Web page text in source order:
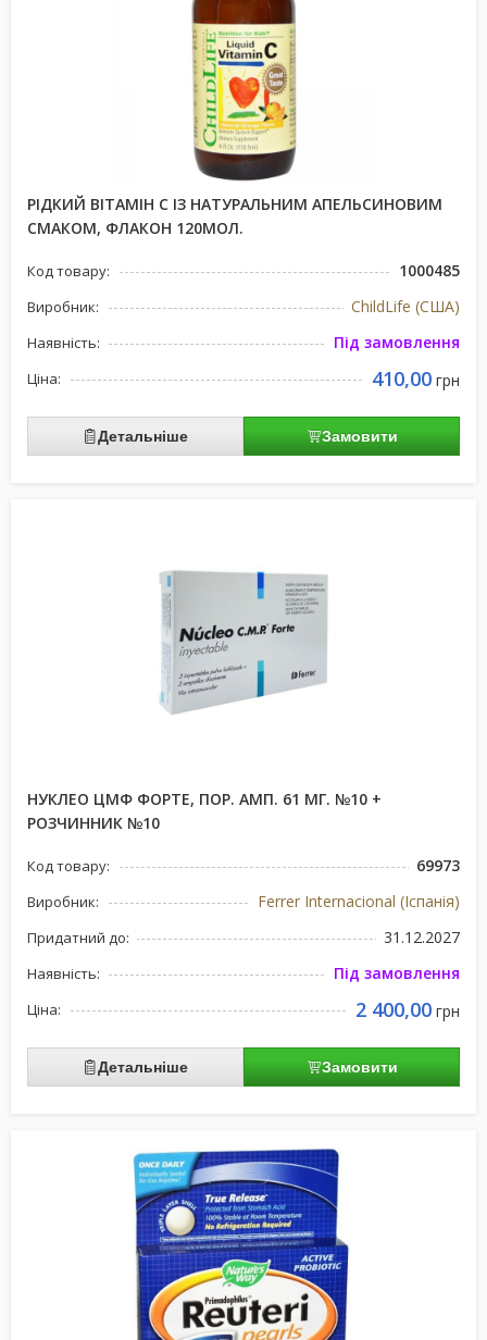
РІДКИЙ ВІТАМІН С ІЗ НАТУРАЛЬНИМ АПЕЛЬСИНОВИМ
СМАКОМ, ФЛАКОН 120МОЛ.
Код товару: 1000485
Виробник: ChildLife (США)
Наявність: Під замовлення
Ціна: 410,00 грн
Детальніше Замовити
НУКЛЕО ЦМФ ФОРТЕ, ПОР. АМП. 61 МГ. №10 +
РОЗЧИННИК №10
Код товару: 69973
Виробник: Ferrer Internacional (Іспанія)
Придатний до: 31.12.2027
Наявність: Під замовлення
Ціна: 2 400,00 грн
Детальніше Замовити